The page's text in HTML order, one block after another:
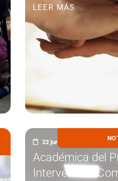
LEER MÁS
22 junio, 2026
Académica del
Intervención